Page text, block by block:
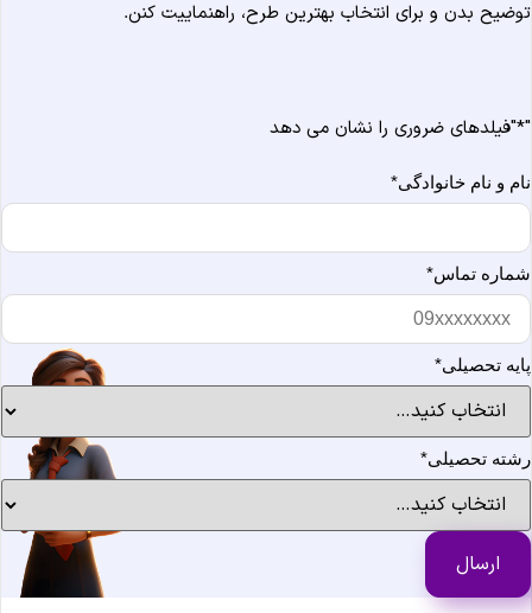
بدن و برای انتخاب بهترین طرح، راهنماییت کنن.
*"فیلدهای ضروری را نشان می دهد
و نام خانوادگی *
تماس *
تحصیلی *
تحصیلی *